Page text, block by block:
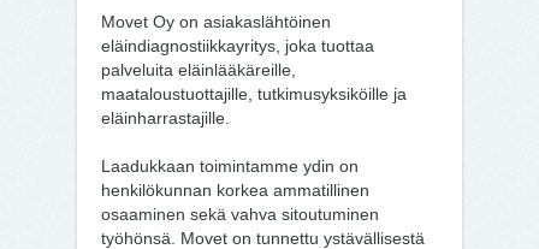
Movet Oy on asiakaslähtöinen
eläindiagnostiikkayritys, joka tuottaa
palveluita eläinlääkäreille,
maataloustuottajille, tutkimusyksiköille ja
eläinharrastajille.
Laadukkaan toimintamme ydin on
henkilökunnan korkea ammatillinen
osaaminen sekä vahva sitoutuminen
työhönsä. Movet on tunnettu ystävällisestä